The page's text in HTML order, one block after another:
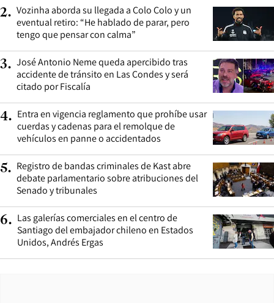
2. Vozinha aborda su llegada a Colo Colo y un
eventual retiro: “He hablado de parar, pero
tengo que pensar con calma”
3. José Antonio Neme queda apercibido tras
accidente de tránsito en Las Condes y será
citado por Fiscalía
4. Entra en vigencia reglamento que prohíbe usar
cuerdas y cadenas para el remolque de
vehículos en panne o accidentados
5. Registro de bandas criminales de Kast abre
debate parlamentario sobre atribuciones del
Senado y tribunales
6. Las galerías comerciales en el centro de
Santiago del embajador chileno en Estados
Unidos, Andrés Ergas